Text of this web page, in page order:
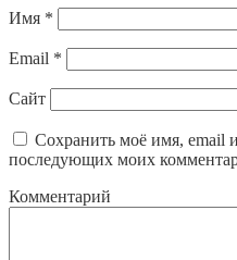
Имя *
Email *
Сайт
Сохранить моё имя, email
последующих моих
Комментарий